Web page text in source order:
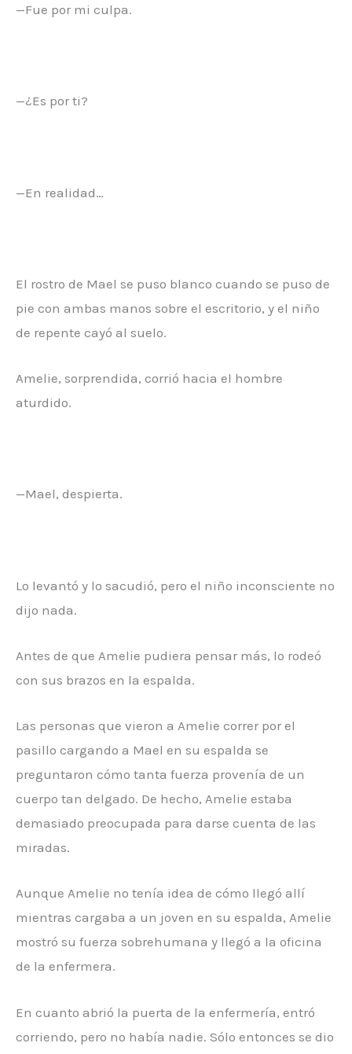
—Fue por mi culpa.
—¿Es por ti?
—En realidad…
El rostro de Mael se puso blanco cuando se puso de
pie con ambas manos sobre el escritorio, y el niño
de repente cayó al suelo.
Amelie, sorprendida, corrió hacia el hombre
aturdido.
—Mael, despierta.
Lo levantó y lo sacudió, pero el niño inconsciente no
dijo nada.
Antes de que Amelie pudiera pensar más, lo rodeó
con sus brazos en la espalda.
Las personas que vieron a Amelie correr por el
pasillo cargando a Mael en su espalda se
preguntaron cómo tanta fuerza provenía de un
cuerpo tan delgado. De hecho, Amelie estaba
demasiado preocupada para darse cuenta de las
miradas.
Aunque Amelie no tenía idea de cómo llegó allí
mientras cargaba a un joven en su espalda, Amelie
mostró su fuerza sobrehumana y llegó a la oficina
de la enfermera.
En cuanto abrió la puerta de la enfermería, entró
corriendo, pero no había nadie. Sólo entonces se dio